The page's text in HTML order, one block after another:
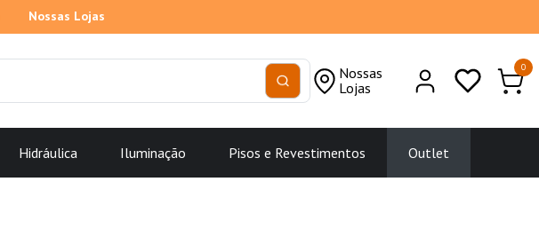
Nossas Lojas
Nossas
Lojas
0
Hidráulica Iluminação Pisos e Revestimentos Outlet